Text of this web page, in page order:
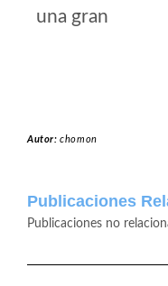
una gran
Autor:chomon
Publicaciones
Publicaciones no